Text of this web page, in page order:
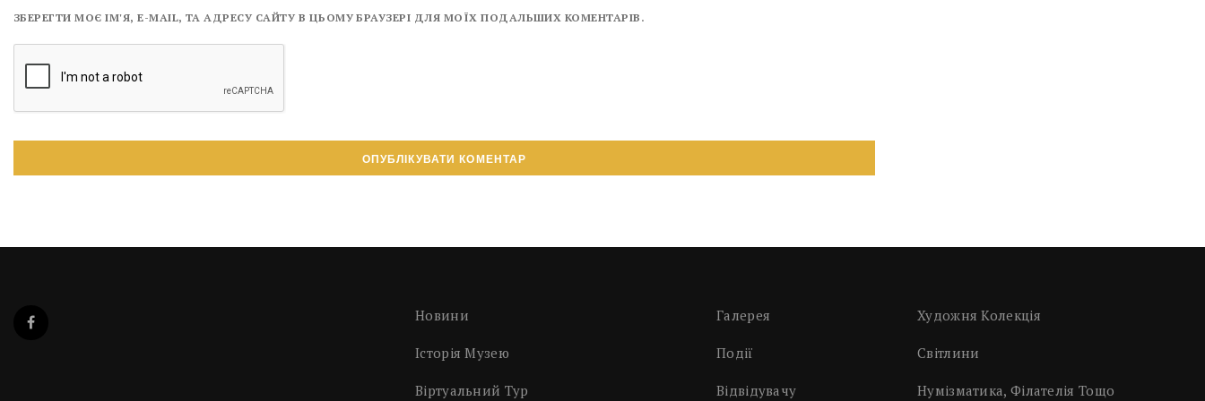
ЗБЕРЕГТИ МОЄ ІМ'Я, E-MAIL, ТА АДРЕСУ САЙТУ В ЦЬОМУ БРАУЗЕРІ ДЛЯ МОЇХ ПОДАЛЬШИХ КОМЕНТАРІВ.
Новини
Історія Музею
Віртуальний Тур
Галерея
Події
Відвідувачу
Художня Колекція
Світлини
Нумізматика, Філателія Тощо